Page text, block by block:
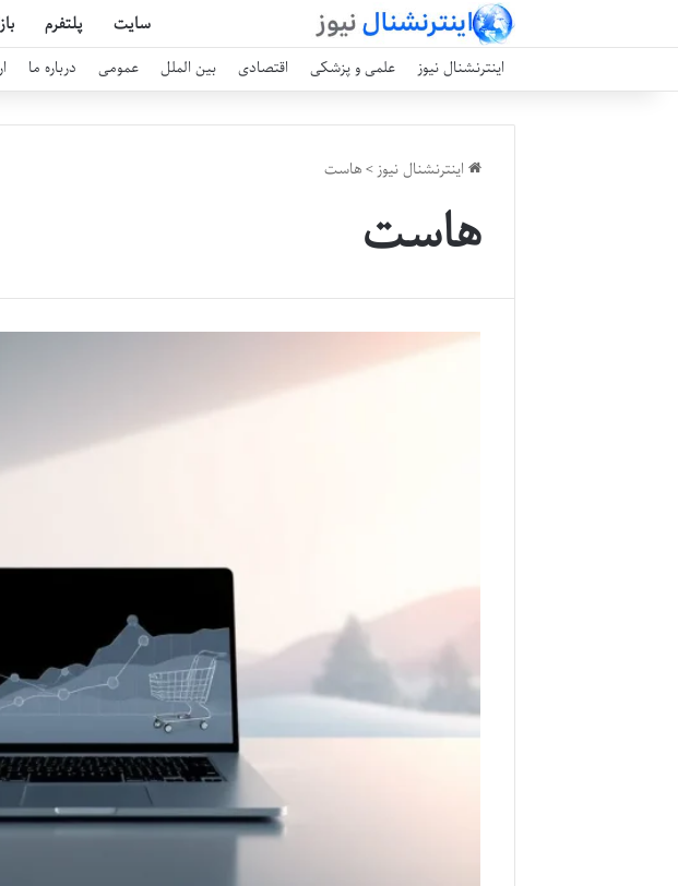
سایت پلتفرم
اینترنشنال نیوز علمی و پزشکی اقتصادی بین الملل عمومی درباره ما
اینترنشنال نیوز>هاست
هاست